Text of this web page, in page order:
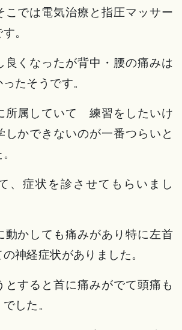
こでは電気治療と指圧マッサー
。
良くなったが背中・腰の痛みは
たそうです。
所属していて 練習をしたいけ
しかできないのが一番つらいと
、症状を診させてもらいまし
動かしても痛みがあり特に左首
神経症状がありました。
とすると首に痛みがでて頭痛も
した。